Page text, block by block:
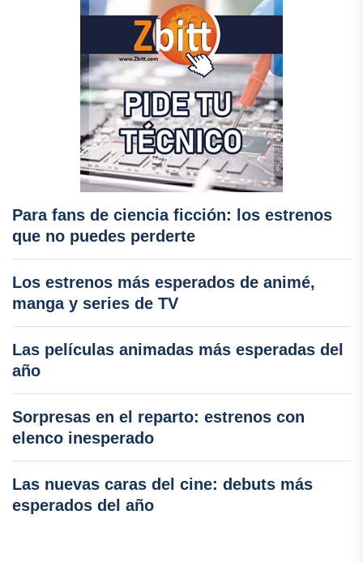
Para fans de ciencia ficción: los estrenos
que no puedes perderte
Los estrenos más esperados de animé,
manga y series de TV
Las películas animadas más esperadas del
año
Sorpresas en el reparto: estrenos con
elenco inesperado
Las nuevas caras del cine: debuts más
esperados del año